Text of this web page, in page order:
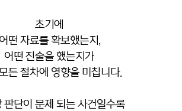
초기에
어떤 자료를 확보했는지,
어떤 진술을 했는지가
든 절차에 영향을 미칩니다.
판단이 문제 되는 사건일수록